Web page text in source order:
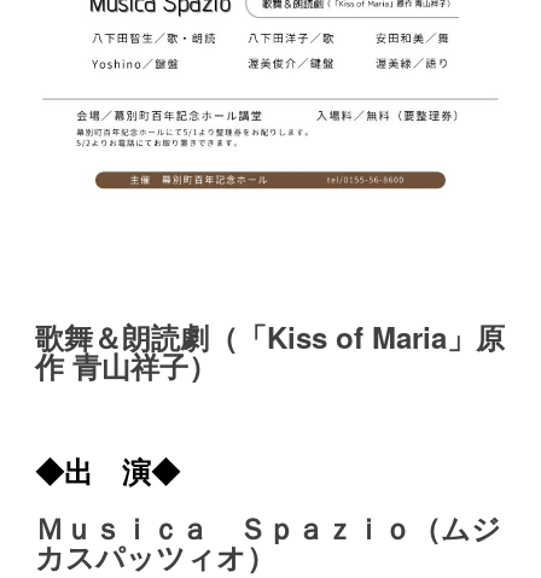
歌舞＆朗読劇（「Kiss of Maria」原
作 青山祥子）
◆出 演◆
Ｍｕｓｉｃａ Ｓｐａｚｉｏ（ムジ
カスパッツィオ）